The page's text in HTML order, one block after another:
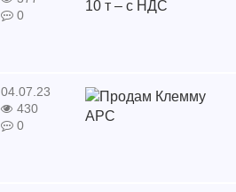
0
04.07.23
430
0